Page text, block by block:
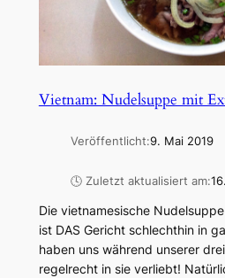
Vietnam: Nudelsuppe mit
Veröffentlicht:9. Mai 2019
🕓 Zuletzt aktualisiert am:
Die vietnamesische
ist DAS Gericht schlechthin in
haben uns während unserer
regelrecht in sie verliebt!